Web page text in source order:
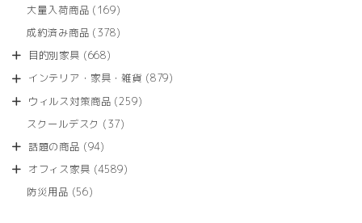
商
の
商
大量入荷商品 169169
の
成約済み商品 378378
商
目的別家具 668668
の
商
インテリア・家具・雑貨 879879
ウィルス対策商品 259259
スクールデスク 3737
商
話題の商品 9494
の
オフィス家具 45894589
防災用品 5656